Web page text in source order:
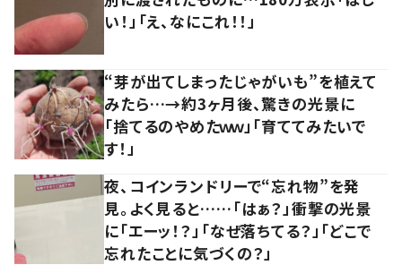
い！」「え、なにこれ！！」
“芽が出てしまったじゃがいも”を植えて
みたら…→約3ヶ月後、驚きの光景に
「捨てるのやめたｗｗ」「育ててみたいで
す！」
夜、コインランドリーで“忘れ物”を発
見。よく見ると……「はぁ？」衝撃の光景
に「エーッ！？」「なぜ落ちてる？」「どこで
忘れたことに気づくの？」